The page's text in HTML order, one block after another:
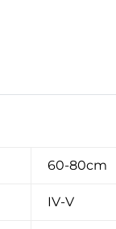
60-80cm
IV-V